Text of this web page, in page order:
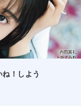
！しよう